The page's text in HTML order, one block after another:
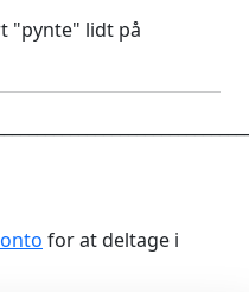
"pynte" lidt på
for at deltage i